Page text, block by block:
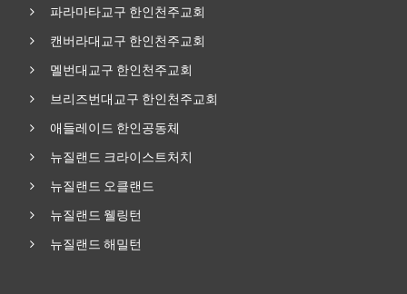
파라마타교구 한인천주교회
캔버라대교구 한인천주교회
멜번대교구 한인천주교회
브리즈번대교구 한인천주교회
애들레이드 한인공동체
뉴질랜드 크라이스트처치
뉴질랜드 오클랜드
뉴질랜드 웰링턴
뉴질랜드 해밀턴